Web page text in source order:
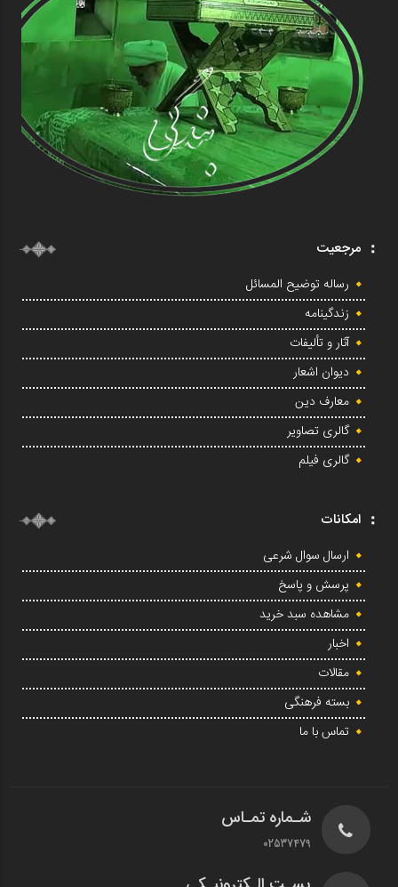
مرجعیت
رساله توضیح المسائل
زندگینامه
آثار و تألیفات
دیوان اشعار
معارف دین
گالری تصاویر
گالری فیلم
امکانات
ارسال سوال شرعی
پرسش و پاسخ
مشاهده سبد خرید
اخبار
مقالات
بسته فرهنگی
تماس با ما
شـماره تمـاس
02537479